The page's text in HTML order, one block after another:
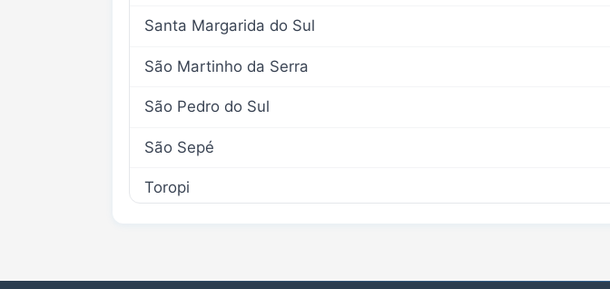
Santa Margarida do Sul
São Martinho da Serra
São Pedro do Sul
São Sepé
Toropi